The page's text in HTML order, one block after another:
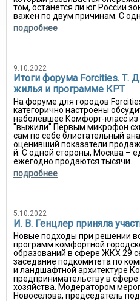
том, останется ли юг России
важен по двум причинам. С
подробнее
9.10.2022
Итоги форума Forcities. Т.
жилья и программе КРТ
На форуме для городов
категорично настроены
наболевшее Комфорт-класс
"выжили" Первым микрофон
сам по себе блистательный
оценивший показатели
й. С одной стороны, Москва –
ежегодно продаются тысячи...
подробнее
5.10.2022
И. В. Генцлер приняла
Новые подходы при решении
программ комфортной
образований в сфере ЖКХ 29
заседание подкомитета по
и ландшафтной архитектуре
предпринимательству в
хозяйства. Модератором
Новоселова, председатель